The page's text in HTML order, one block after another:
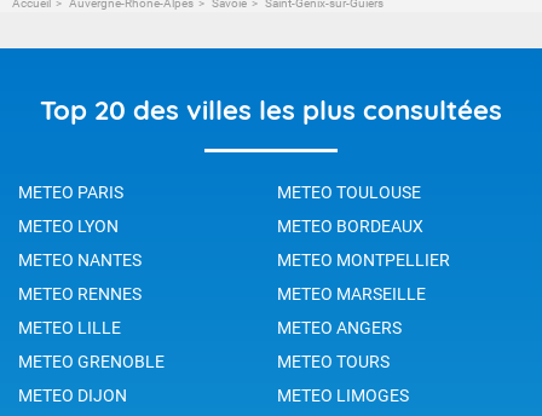
Top 20 des villes les plus consultées
METEO PARIS
METEO TOULOUSE
METEO LYON
METEO BORDEAUX
METEO NANTES
METEO MONTPELLIER
METEO RENNES
METEO MARSEILLE
METEO LILLE
METEO ANGERS
METEO GRENOBLE
METEO TOURS
METEO DIJON
METEO LIMOGES